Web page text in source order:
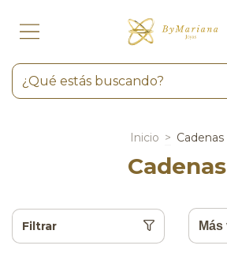
Inicio > Cadenas
Cadenas
Filtrar